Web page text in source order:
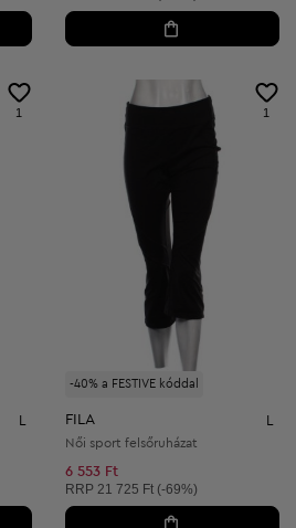
1
-40% a FESTIVE kóddal
1
FILA
Női sport felsőruházat
6 553 Ft
Ajánlott ár:
RRP 21 725 Ft (-69%)